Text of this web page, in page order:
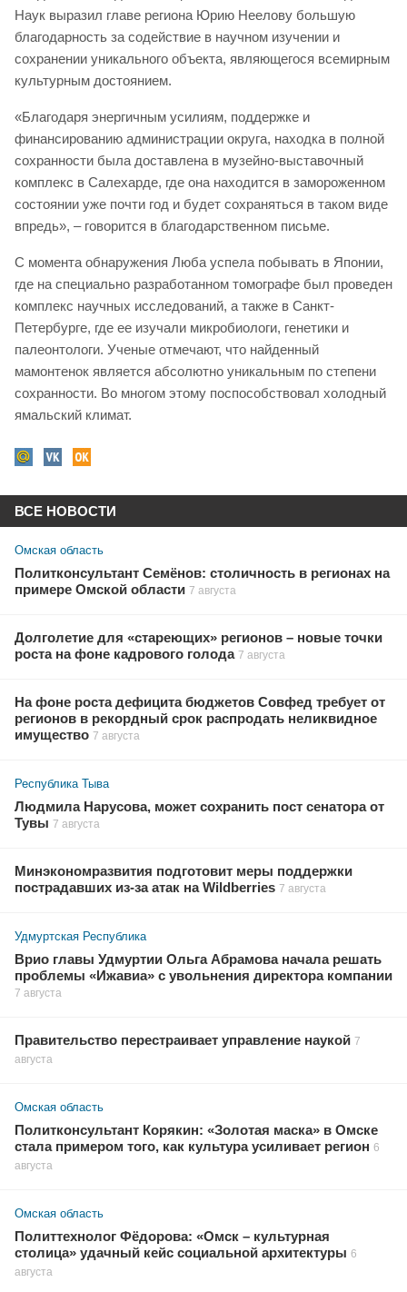
Наук выразил главе региона Юрию Неелову большую
благодарность за содействие в научном изучении и
сохранении уникального объекта, являющегося всемирным
культурным достоянием.
«Благодаря энергичным усилиям, поддержке и
финансированию администрации округа, находка в полной
сохранности была доставлена в музейно-выставочный
комплекс в Салехарде, где она находится в замороженном
состоянии уже почти год и будет сохраняться в таком виде
впредь», – говорится в благодарственном письме.
С момента обнаружения Люба успела побывать в Японии,
где на специально разработанном томографе был проведен
комплекс научных исследований, а также в Санкт-
Петербурге, где ее изучали микробиологи, генетики и
палеонтологи. Ученые отмечают, что найденный
мамонтенок является абсолютно уникальным по степени
сохранности. Во многом этому поспособствовал холодный
ямальский климат.
ВСЕ НОВОСТИ
Омская область
Политконсультант Семёнов: столичность в регионах на
примере Омской области 7 августа
Долголетие для «стареющих» регионов – новые точки
роста на фоне кадрового голода 7 августа
На фоне роста дефицита бюджетов Совфед требует от
регионов в рекордный срок распродать неликвидное
имущество 7 августа
Республика Тыва
Людмила Нарусова, может сохранить пост сенатора от
Тувы 7 августа
Минэкономразвития подготовит меры поддержки
пострадавших из-за атак на Wildberries 7 августа
Удмуртская Республика
Врио главы Удмуртии Ольга Абрамова начала решать
проблемы «Ижавиа» с увольнения директора компании
7 августа
Правительство перестраивает управление наукой 7
августа
Омская область
Политконсультант Корякин: «Золотая маска» в Омске
стала примером того, как культура усиливает регион 6
августа
Омская область
Политтехнолог Фёдорова: «Омск – культурная
столица» удачный кейс социальной архитектуры 6
августа